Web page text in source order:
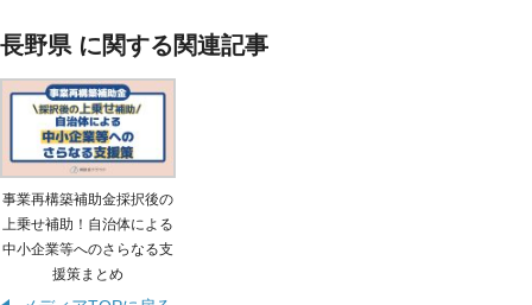
長野県 に関する関連記事
事業再構築補助金採択後の
上乗せ補助！自治体による
中小企業等へのさらなる支
援策まとめ